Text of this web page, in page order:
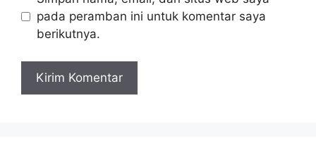
pada peramban ini untuk komentar saya
berikutnya.